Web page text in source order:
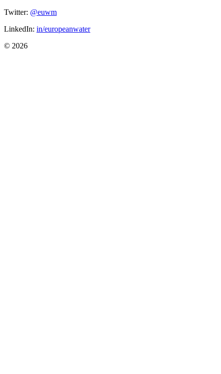
Twitter: @euwm
LinkedIn: in/europeanwater
© 2026